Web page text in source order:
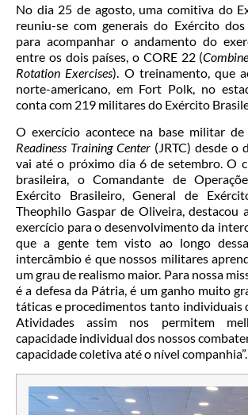
No dia 25 de agosto, uma comitiva do
reuniu-se com generais do Exército
para acompanhar o andamento do
entre os dois países, o CORE 22 (
Rotation Exercises). O treinamento, que
norte-americano, em Fort Polk, no
conta com 219 militares do Exército
O exercício acontece na base militar de
Readiness Training Center (JRTC) desde o
vai até o próximo dia 6 de setembro. O
brasileira, o Comandante de
Exército Brasileiro, General de
Theophilo Gaspar de Oliveira, destacou
exercício para o desenvolvimento da
que a gente tem visto ao longo
intercâmbio é que nossos militares
um grau de realismo maior. Para nossa
é a defesa da Pátria, é um ganho muito
táticas e procedimentos tanto individuais
Atividades assim nos permitem
capacidade individual dos nossos
capacidade coletiva até o nível companhia”.